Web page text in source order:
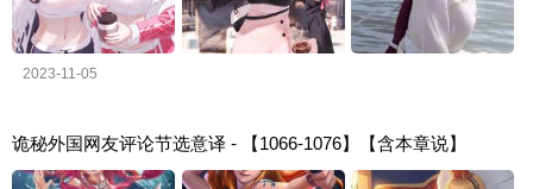
2023-11-05
诡秘外国网友评论节选意译 - 【1066-1076】【含本章说】